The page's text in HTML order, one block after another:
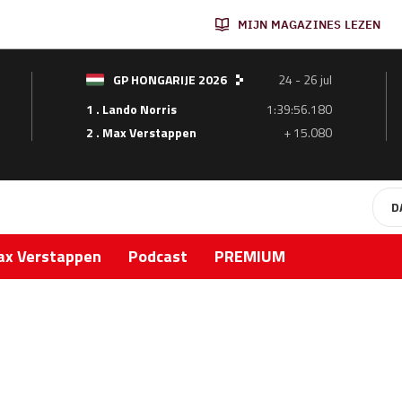
MIJN MAGAZINES LEZEN
GP HONGARIJE 2026
24 - 26 jul
1 . Lando Norris
1:39:56.180
2 . Max Verstappen
+ 15.080
Verstappen Podcast PREMIUM